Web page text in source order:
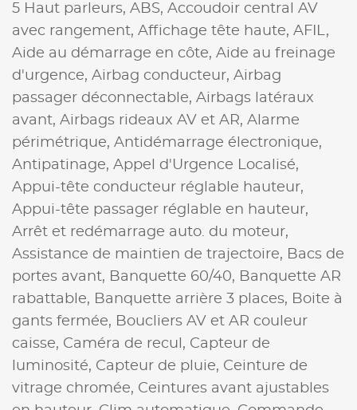
5 Haut parleurs, ABS, Accoudoir central AV
avec rangement, Affichage tête haute, AFIL,
Aide au démarrage en côte, Aide au freinage
d'urgence, Airbag conducteur, Airbag
passager déconnectable, Airbags latéraux
avant, Airbags rideaux AV et AR, Alarme
périmétrique, Antidémarrage électronique,
Antipatinage, Appel d'Urgence Localisé,
Appui-tête conducteur réglable hauteur,
Appui-tête passager réglable en hauteur,
Arrêt et redémarrage auto. du moteur,
Assistance de maintien de trajectoire, Bacs de
portes avant, Banquette 60/40, Banquette AR
rabattable, Banquette arrière 3 places, Boite à
gants fermée, Boucliers AV et AR couleur
caisse, Caméra de recul, Capteur de
luminosité, Capteur de pluie, Ceinture de
vitrage chromée, Ceintures avant ajustables